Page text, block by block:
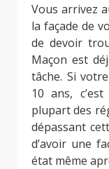
Vous arrivez
la façade de
de devoir
Maçon est
tâche. Si
10 ans,
plupart des
dépassant
d’avoir une
état même